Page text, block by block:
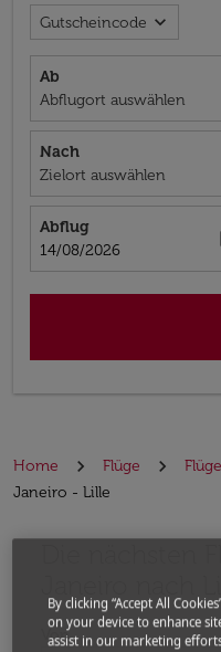
Gutscheincode expand_more
Ab
Abflugort auswählen
Nach
Zielort auswählen
Abflug
fc-booking-departure-
14/08/2026
Home Flüge
Janeiro - Lille
Von
By clicking “Accept All
on your device to enhance
assist in our marketing